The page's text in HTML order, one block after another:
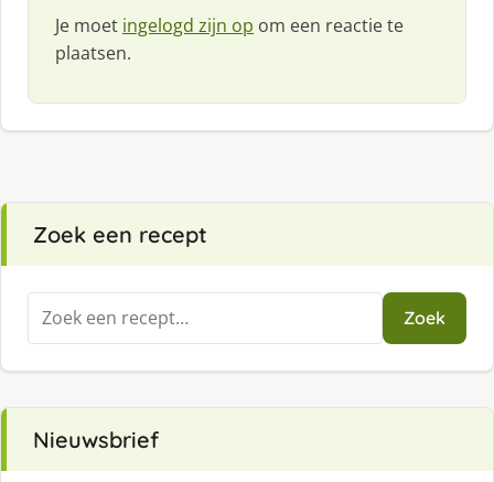
Je moet ingelogd zijn op om een reactie te
plaatsen.
Zoek een recept
Zoeken
naar:
Zoek
Nieuwsbrief